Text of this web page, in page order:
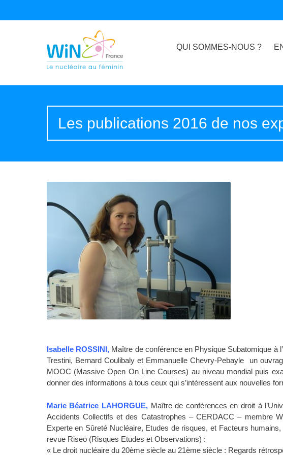
QUI SOMMES-NOUS ?
Les publications 2016 de nos
Isabelle ROSSINI, Maître de conférence en Physique Subatomique à
Trestini, Bernard Coulibaly et Emmanuelle Chevry-Pebayle un
MOOC (Massive Open On Line Courses) au niveau mondial puis
donner des informations à tous ceux qui s’intéressent aux nouvelles
Marie Béatrice LAHORGUE, Maître de conférences en droit à
Accidents Collectifs et des Catastrophes – CERDACC – membre
Experte en Sûreté Nucléaire, Etudes de risques, et Facteurs
revue Riseo (Risques Etudes et Observations) :
« Le droit nucléaire du 20ème siècle au 21ème siècle : Regards